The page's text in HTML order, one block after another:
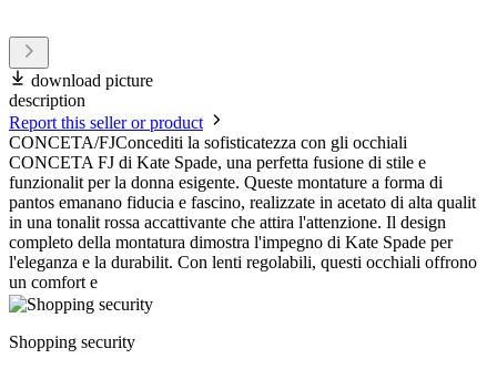
download picture
description
Report this seller or product
CONCETA/FJConcediti la sofisticatezza con gli occhiali
CONCETA FJ di Kate Spade, una perfetta fusione di stile e
funzionalit per la donna esigente. Queste montature a forma di
pantos emanano fiducia e fascino, realizzate in acetato di alta qualit
in una tonalit rossa accattivante che attira l'attenzione. Il design
completo della montatura dimostra l'impegno di Kate Spade per
l'eleganza e la durabilit. Con lenti regolabili, questi occhiali offrono
un comfort e
Shopping security